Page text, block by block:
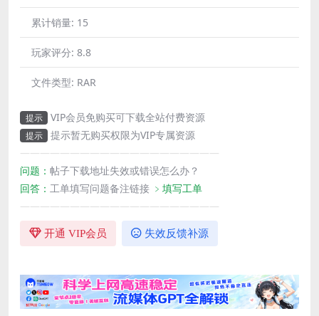
累计销量: 15
玩家评分: 8.8
文件类型: RAR
提示 VIP会员免购买可下载全站付费资源
提示
提示暂无购买权限为VIP专属资源
————————————————————
问题： 帖子下载地址失效或错误怎么办？
回答： 工单填写问题备注链接 ﹥填写工单
————————————————————
开通 VIP会员 失效反馈补源